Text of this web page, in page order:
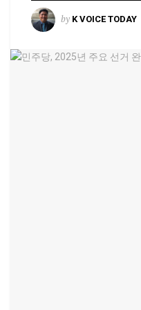
by K VOICE TODAY